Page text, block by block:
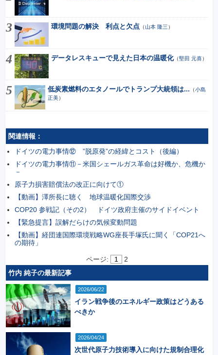
環境問題の解決 利点と欠点 （山本 隆三 ）
データレスキューで見えた日本の温暖化（堅田 元喜）
低炭素燃料のエタノールでトランプ大統領は... （小島
正美）
関連情報：
ドイツの電力事情⑫ ”脱原発”の経緯とコスト（後編）
ドイツの電力事情⑪－米国シェールガス革命は好機か、危機か
－
原子力損害賠償法の改正に向けて①
【動画】澤所長に聴く 地球温暖化国際交渉
COP20 参戦記（その2） ドイツ政府主催のサイドイベント
【緊急提言】誤解だらけの気候変動問題
【動画】経団連国際環境戦略WG座長手塚氏に聞く「COP21へ
の期待」
ページ: 1
2
竹内 純子の最新記事
2026/06/22
イラン戦争後のエネルギー政策はどうある
べきか
2026/04/24
次世代原子力技術導入に向けた規制合理化